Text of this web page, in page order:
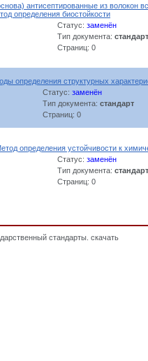
антисептированные из волокон
определения биостойкости
Статус: заменён
Тип документа: стандарт
Страниц: 0
определения структурных
Статус: заменён
Тип документа: стандарт
Страниц: 0
определения устойчивости к
Статус: заменён
Тип документа: стандарт
Страниц: 0
стандарты. скачать